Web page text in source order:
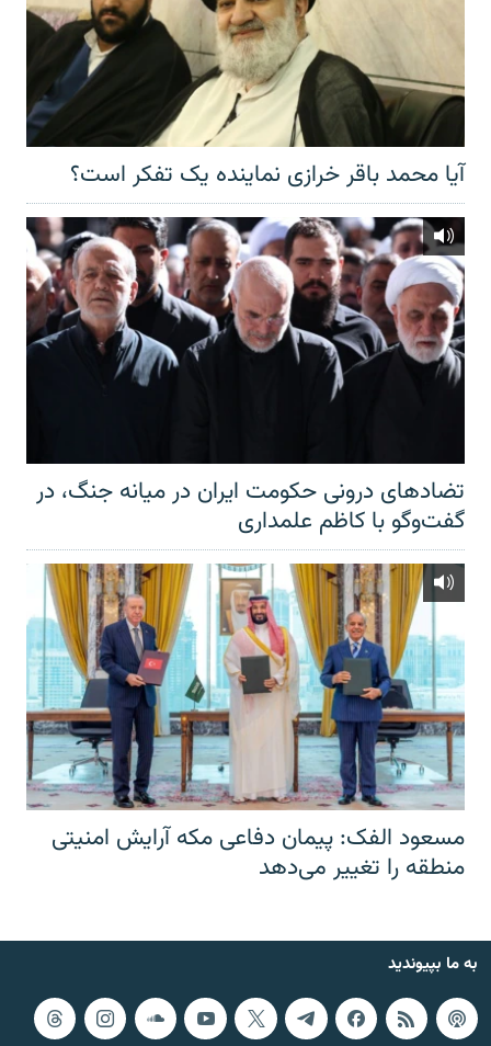
آیا محمد باقر خرازی نماینده یک تفکر است؟
تضادهای درونی حکومت ایران در میانه جنگ، در
گفت‌‌وگو با کاظم علمداری
مسعود الفک: پیمان دفاعی مکه آرایش امنیتی
منطقه را تغییر می‌دهد
به ما بپیوندید